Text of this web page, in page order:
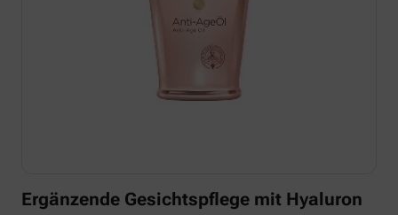
Ergänzende Gesichtspflege mit Hyaluron